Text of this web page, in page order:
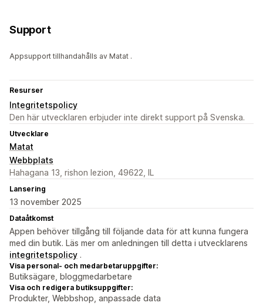
Support
Appsupport tillhandahålls av Matat .
Resurser
Integritetspolicy
Den här utvecklaren erbjuder inte direkt support på Svenska.
Utvecklare
Matat
Webbplats
Hahagana 13, rishon lezion, 49622, IL
Lansering
13 november 2025
Dataåtkomst
Appen behöver tillgång till följande data för att kunna fungera
med din butik. Läs mer om anledningen till detta i utvecklarens
integritetspolicy .
Visa personal- och medarbetaruppgifter:
Butiksägare, bloggmedarbetare
Visa och redigera butiksuppgifter:
Produkter, Webbshop, anpassade data